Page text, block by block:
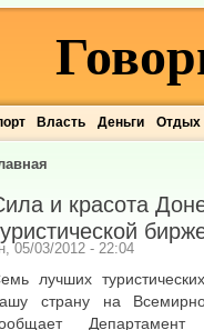
Власть Деньги Отдых
и красота
05/03/2012 - 22:04
лучших
страну на